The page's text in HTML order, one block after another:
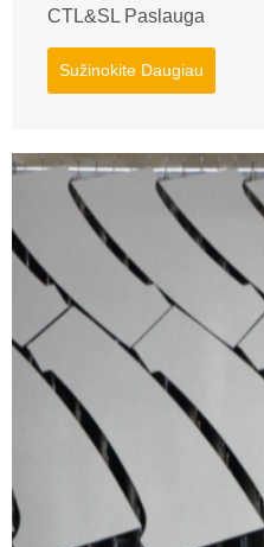
CTL&SL Paslauga
Sužinokite Daugiau